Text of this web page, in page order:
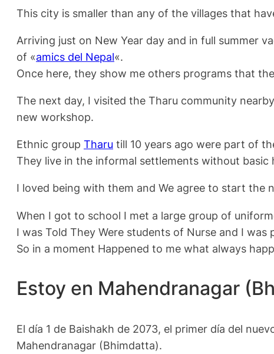
This city is smaller than any of the villages that
Arriving just on New Year day and in full summer
of «amics del Nepal«.
Once here, they show me others programs that
The next day, I visited the Tharu community
new workshop.
Ethnic group Tharu till 10 years ago were part of
They live in the informal settlements without basic
I loved being with them and We agree to start the
When I got to school I met a large group of
I was Told They Were students of Nurse and I
So in a moment Happened to me what always
Estoy en Mahendranagar
El día 1 de Baishakh de 2073, el primer día del
Mahendranagar (Bhimdatta).